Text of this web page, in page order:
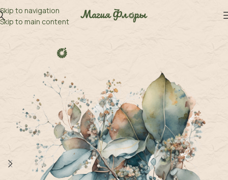
Skip to navigation
Skip to main content